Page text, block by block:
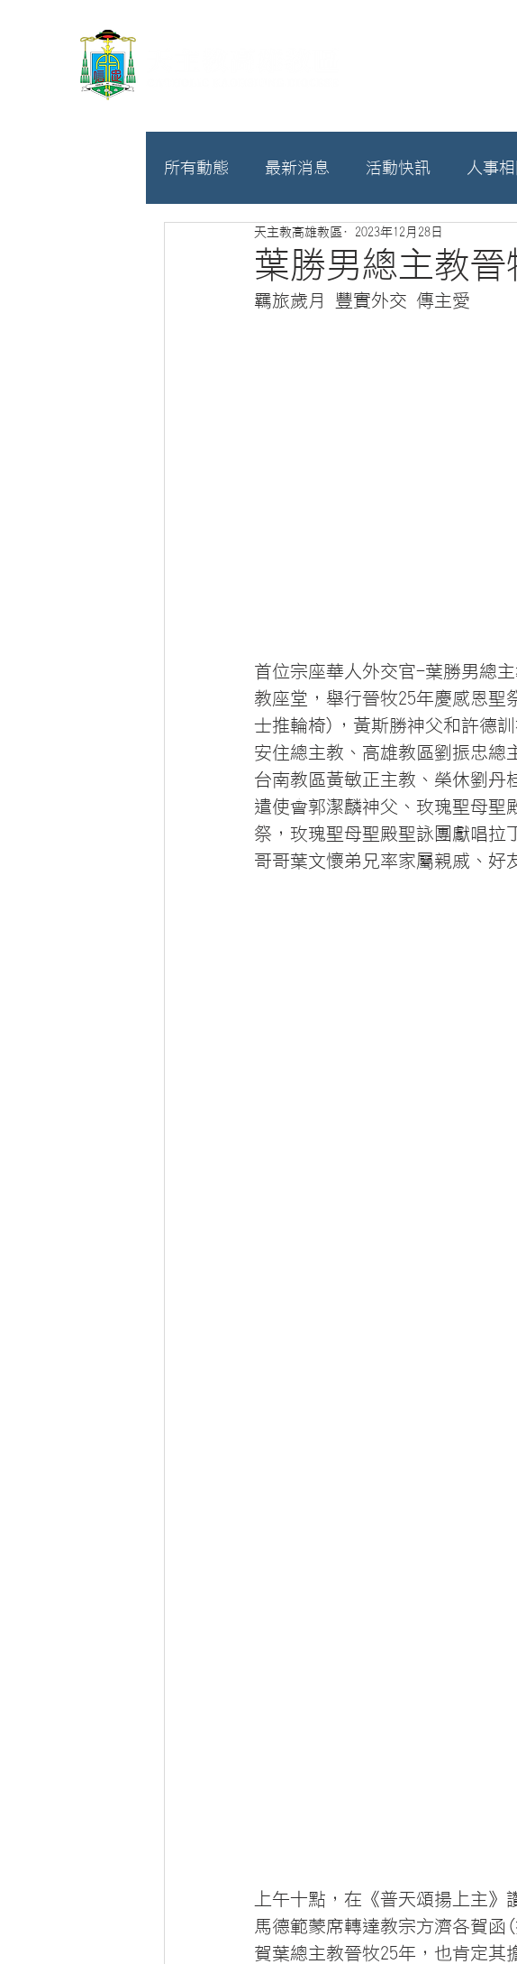
所有動態 最新消息 活動快訊 人事
募款相關
葉勝男總主教
天主教高雄教區 2023年12月28日
羈旅歲月 豐實外交 傳主愛
首位宗座華人外交官-葉勝男總
教座堂，舉行晉牧25年慶感恩
士推輪椅)，黃斯勝神父和許德
安住總主教、高雄教區劉振忠總
台南教區黃敏正主教、榮休劉丹
遣使會郭潔麟神父、玫瑰聖母
祭，玫瑰聖母聖殿聖詠團獻唱拉
哥哥葉文懷弟兄率家屬親戚、好
上午十點，在《普天頌揚上主
馬德範蒙席轉達教宗方濟各賀
賀葉總主教晉牧25年，也肯定其